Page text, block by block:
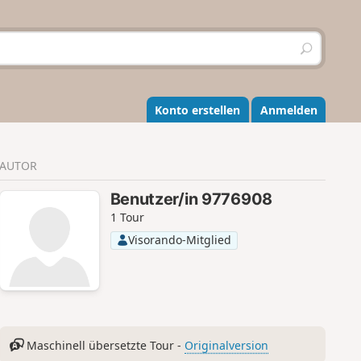
S
u
h
e
n
Konto erstellen Anmelden
AUTOR
Benutzer/in 9776908
1 Tour
Visorando-Mitglied
Maschinell übersetzte Tour - Originalversion